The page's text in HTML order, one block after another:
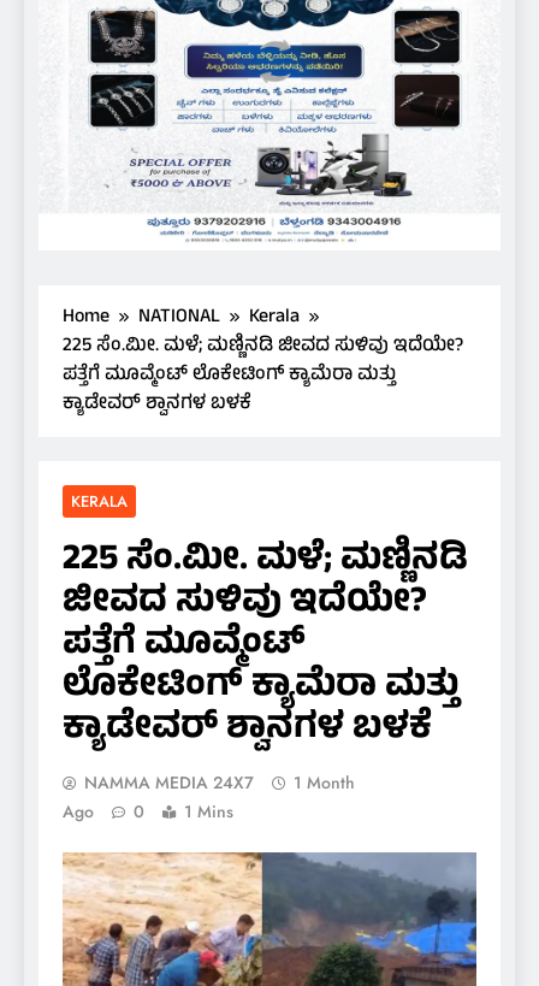
Home NATIONAL
Kerala
225 ಸೆಂ.ಮೀ. ಮಳೆ; ಮಣ್ಣಿನಡಿ ಜೀವದ ಸುಳಿವು ಇದೆಯೇ?
ಪತ್ತೆಗೆ ಮೂವ್ಮೆಂಟ್ ಲೊಕೇಟಿಂಗ್ ಕ್ಯಾಮೆರಾ ಮತ್ತು
ಕ್ಯಾಡೇವರ್ ಶ್ವಾನಗಳ ಬಳಕೆ
KERALA
225 ಸೆಂ.ಮೀ. ಮಳೆ; ಮಣ್ಣಿನಡಿ
ಜೀವದ ಸುಳಿವು ಇದೆಯೇ?
ಪತ್ತೆಗೆ ಮೂವ್ಮೆಂಟ್
ಲೊಕೇಟಿಂಗ್ ಕ್ಯಾಮೆರಾ ಮತ್ತು
ಕ್ಯಾಡೇವರ್ ಶ್ವಾನಗಳ ಬಳಕೆ
NAMMA MEDIA 24X7
1 Month
Ago
0 1 Mins